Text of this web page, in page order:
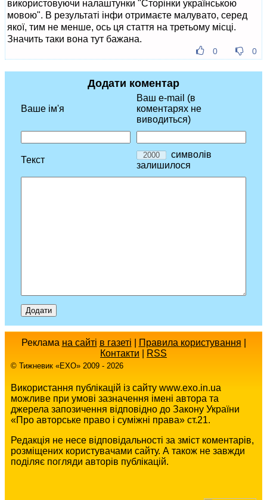
використовуючи налаштунки "Сторінки українською
мовою". В результаті інфи отримаєте малувато, серед
якої, тим не менше, ось ця стаття на третьому місці.
Значить таки вона тут бажана.
0 0
Додати коментар
Ваше ім'я
Ваш e-mail (в
коментарях не
виводиться)
Текст
символів
залишилося
Реклама на сайті в газеті Правила користування
Контакти
RSS
© Тижневик «EХO» 2009 - 2026
Використання публікацій із сайту www.exo.in.ua
можливе при умові зазначення імені автора та
джерела запозичення відповідно до Закону України
«Про авторське право і суміжні права» ст.21.
Редакція не несе відповідальності за зміст коментарів,
розміщених користувачами сайту. А також не завжди
поділяє погляди авторів публікацій.